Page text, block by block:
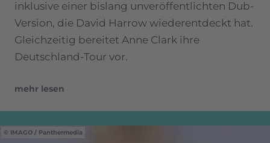
inklusive einer bislang unveröffentlichten Dub-
Version, die David Harrow wiederentdeckt hat.
Gleichzeitig bereitet Anne Clark ihre
Deutschland-Tour vor.
mehr lesen
IMAGO / Panthermedia